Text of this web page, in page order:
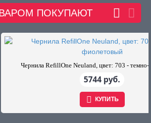
ПОКУПАЮТ
Neuland, цвет: 703 - темно-фиолетовый